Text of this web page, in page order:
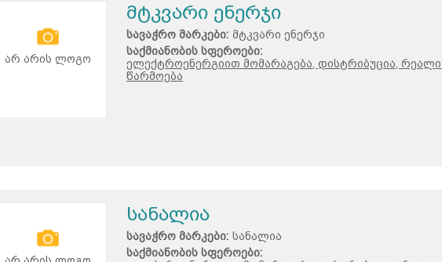
არ არის ლოგო
მტკვარი ენერჯი
სავაჭრო მარკები: მტკვარი ენერჯი
საქმიანობის სფეროები:
ელექტროენერგიით მომარაგება, დისტრიბუცია,
წარმოება
სანალია
სავაჭრო მარკები: სანალია
საქმიანობის სფეროები: